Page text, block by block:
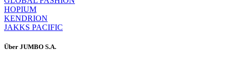
HOPIUM
KENDRION
JAKKS PACIFIC
Über JUMBO S.A.